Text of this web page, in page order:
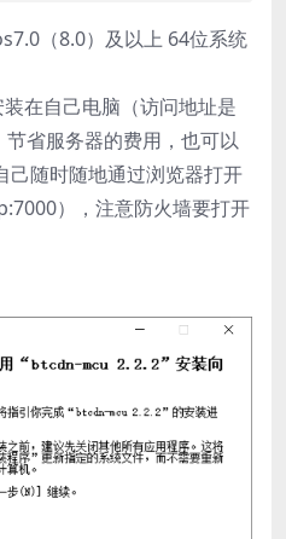
（8.0）及以上 64位系统
在自己电脑（访问地址是
省服务器的费用，也可以
己随时随地通过浏览器打开
），注意防火墙要打开